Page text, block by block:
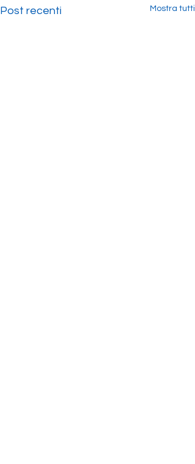
Post recenti Mostra tutti